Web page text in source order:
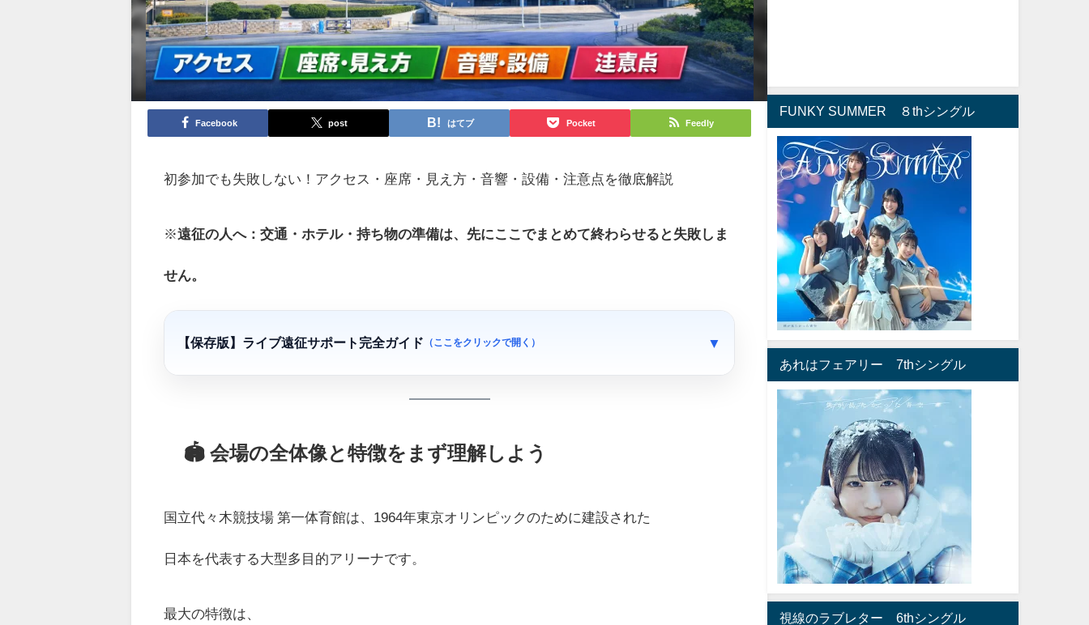
Facebook post はてブ Pocket Feedly
初参加でも失敗しない！アクセス・座席・見え方・音響・設備・注意点を徹底解説
※遠征の人へ：交通・ホテル・持ち物の準備は、先にここでまとめて終わらせると失敗しま
せん。
【保存版】ライブ遠征サポート完全ガイド （ここをクリックで開く）
🏟 会場の全体像と特徴をまず理解しよう
国立代々木競技場 第一体育館は、1964年東京オリンピックのために建設された
日本を代表する大型多目的アリーナです。
最大の特徴は、
FUNKY SUMMER ８thシングル
あれはフェアリー 7thシングル
視線のラブレター 6thシングル